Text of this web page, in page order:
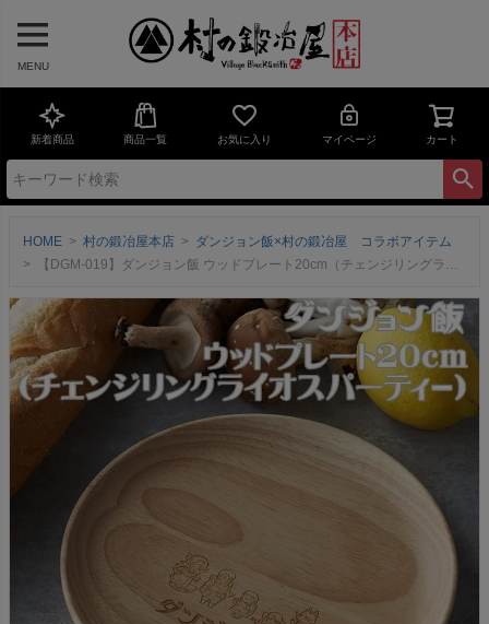
MENU
新着商品 商品一覧 お気に入り マイページ カート
HOME 村の鍛冶屋本店
ダンジョン飯×村の鍛冶屋 コラボアイテム
【DGM-019】ダンジョン飯 ウッドプレート20cm（チェンジリングライオスパーティ－）『ダンジョン飯』キャラクターとロゴを刻印海外製ネコポス配送